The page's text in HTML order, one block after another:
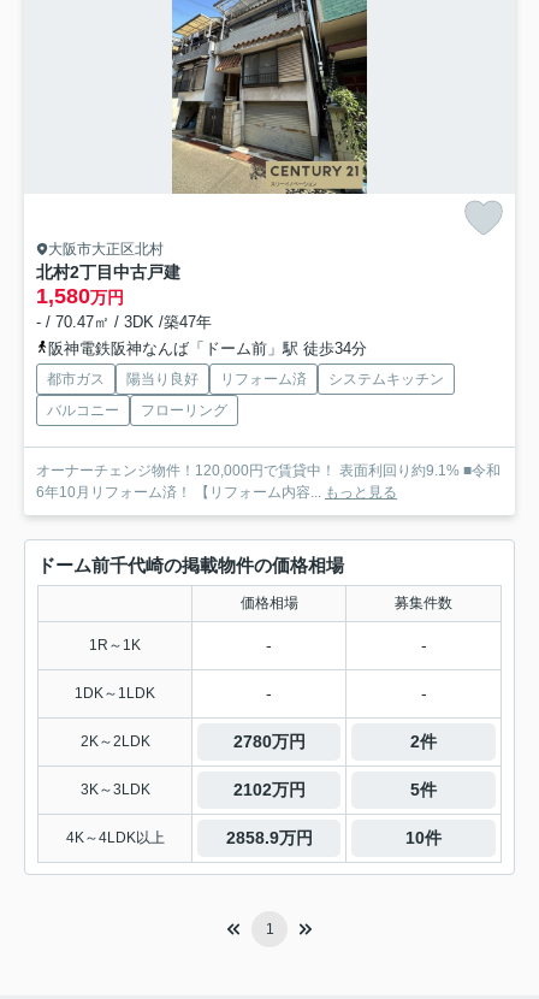
大阪市大正区北村
北村2丁目中古戸建
1,580万円
- / 70.47㎡ / 3DK /築47年
阪神電鉄阪神なんば「ドーム前」駅 徒歩34分
都市ガス 陽当り良好 リフォーム済
システムキッチン
バルコニー
フローリング
オーナーチェンジ物件！120,000円で賃貸中！ 表面利回り約9.1% ■令和
6年10月リフォーム済！ 【リフォーム内容...
もっと見る
ドーム前千代崎の掲載物件の価格相場
価格相場 募集件数
1R～1K - -
1DK～1LDK - -
2K～2LDK 2780万円 2件
3K～3LDK 2102万円 5件
4K～4LDK以上 2858.9万円 10件
1